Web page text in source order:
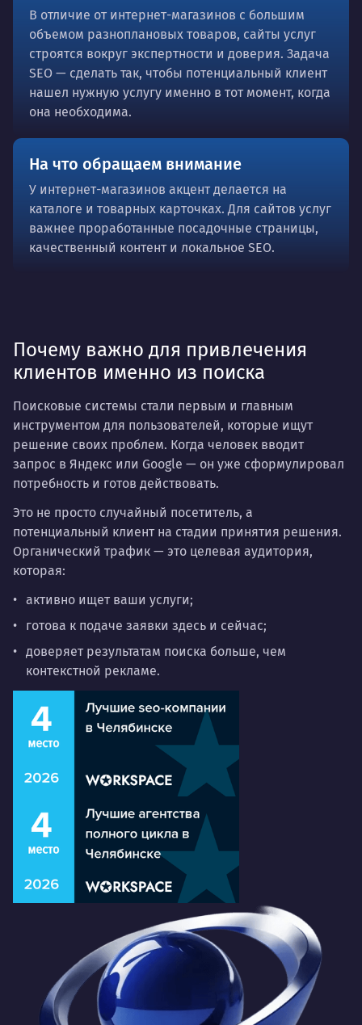
В отличие от интернет-магазинов с большим
объемом разноплановых товаров, сайты услуг
строятся вокруг экспертности и доверия. Задача
SEO — сделать так, чтобы потенциальный клиент
нашел нужную услугу именно в тот момент, когда
она необходима.
На что обращаем внимание
У интернет-магазинов акцент делается на
каталоге и товарных карточках. Для сайтов услуг
важнее проработанные посадочные страницы,
качественный контент и локальное SEO.
Почему важно для привлечения
клиентов именно из поиска
Поисковые системы стали первым и главным
инструментом для пользователей, которые ищут
решение своих проблем. Когда человек вводит
запрос в Яндекс или Google — он уже сформулировал
потребность и готов действовать.
Это не просто случайный посетитель, а
потенциальный клиент на стадии принятия решения.
Органический трафик — это целевая аудитория,
которая:
активно ищет ваши услуги;
готова к подаче заявки здесь и сейчас;
доверяет результатам поиска больше, чем
контекстной рекламе.